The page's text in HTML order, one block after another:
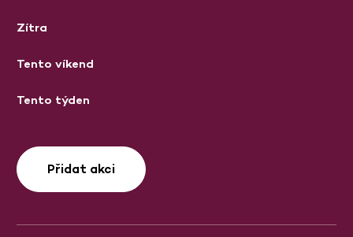
Zítra
Tento víkend
Tento týden
Přidat akci